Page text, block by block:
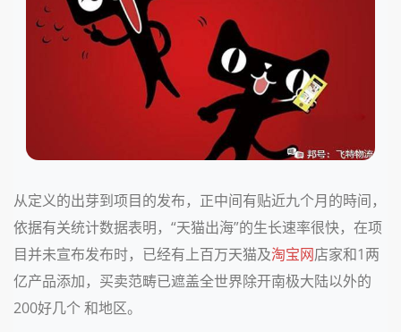
从定义的出芽到项目的发布，正中间有贴近九个月的時间，
依据有关统计数据表明，“天猫出海”的生长速率很快，在项
目并未宣布发布时，已经有上百万天猫及淘宝网店家和1两
亿产品添加，买卖范畴已遮盖全世界除开南极大陆以外的
200好几个 和地区。